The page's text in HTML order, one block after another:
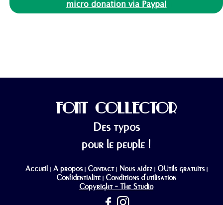
micro donation via Paypal
FONT COLLECTOR
Des typos
pour le peuple !
Accueil| A propos| Contact| Nous aidez| OUtils gratuits|
Confidentialité
Conditions d'utilisation
Copyright - The Studio